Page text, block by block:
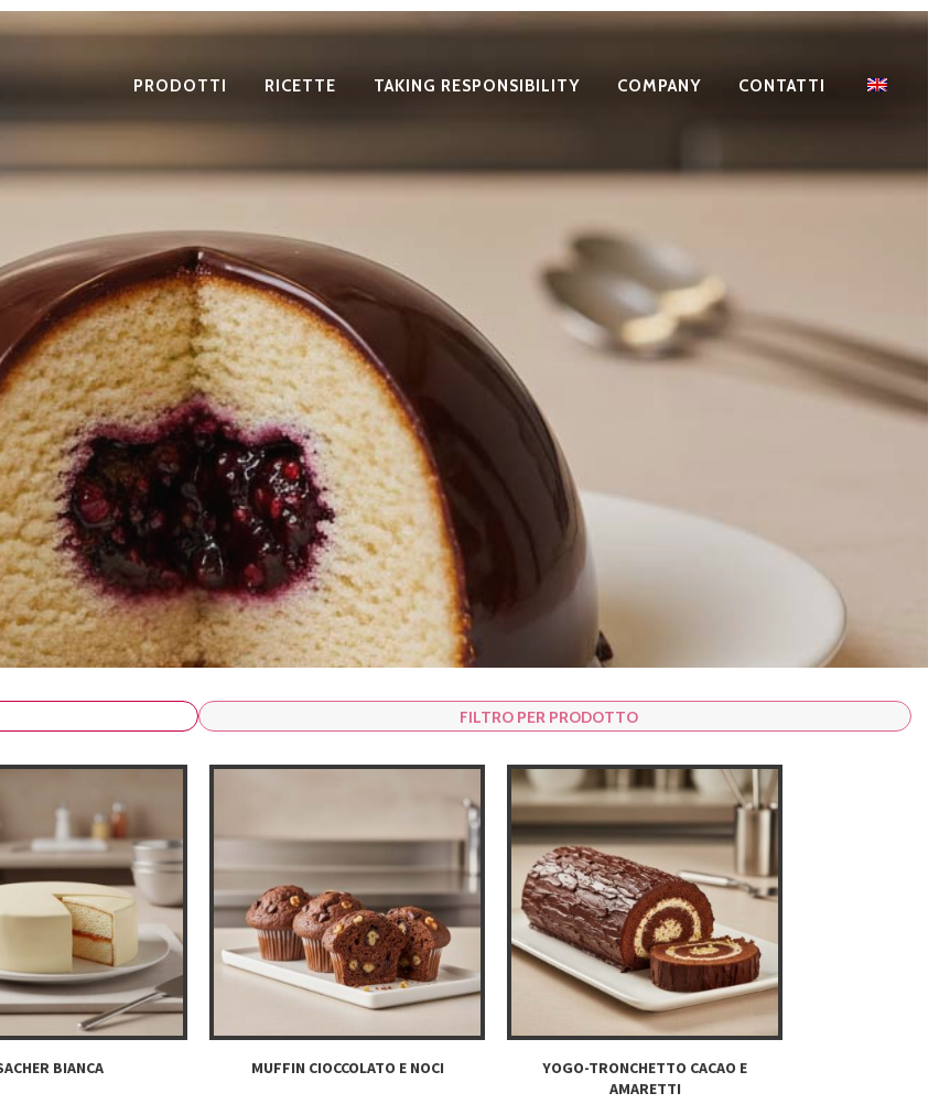
PRODOTTI RICETTE TAKING RESPONSIBILITY COMPANY CONTATTI
Filtro per Prodotto FILTRO PER PRODOTTO
BIANCA MUFFIN CIOCCOLATO E NOCI
YOGO-TRONCHETTO CACAO E
AMARETTI